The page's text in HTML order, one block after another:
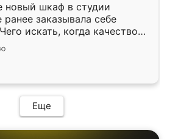
новый шкаф в студии
ранее заказывала себе
искать, когда качеством
Служит кухня уже почти
нет.
Еще